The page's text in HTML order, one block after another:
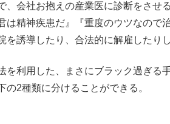
、会社お抱えの産業医に診断をさせ
君は精神疾患だ』『重度のウツなの
を誘導したり、合法的に解雇したり
を利用した、まさにブラック過ぎる
の2種類に分けることができる。